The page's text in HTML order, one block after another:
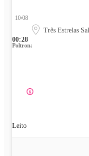
00:28
10/08
Três Estrelas
Poltrona
Leito